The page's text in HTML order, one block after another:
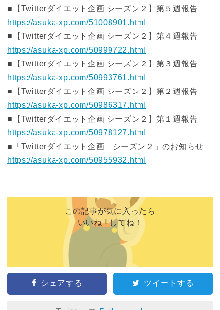
■【Twitterダイエット企画 シーズン２】第５週報告
https://asuka-xp.com/51008901.html
■【Twitterダイエット企画 シーズン２】第４週報告
https://asuka-xp.com/50999722.html
■【Twitterダイエット企画 シーズン２】第３週報告
https://asuka-xp.com/50993761.html
■【Twitterダイエット企画 シーズン２】第２週報告
https://asuka-xp.com/50986317.html
■【Twitterダイエット企画 シーズン２】第１週報告
https://asuka-xp.com/50978127.html
■「Twitterダイエット企画 シーズン２」のお知らせ
https://asuka-xp.com/50955932.html
この記事が気に入ったら
いいね ! してね！
シェアする ツイートする